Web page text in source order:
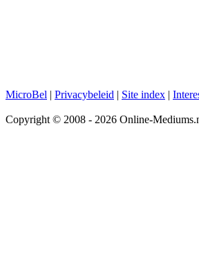
MicroBel | Privacybeleid | Site index |
Copyright © 2008 - 2026 Online-